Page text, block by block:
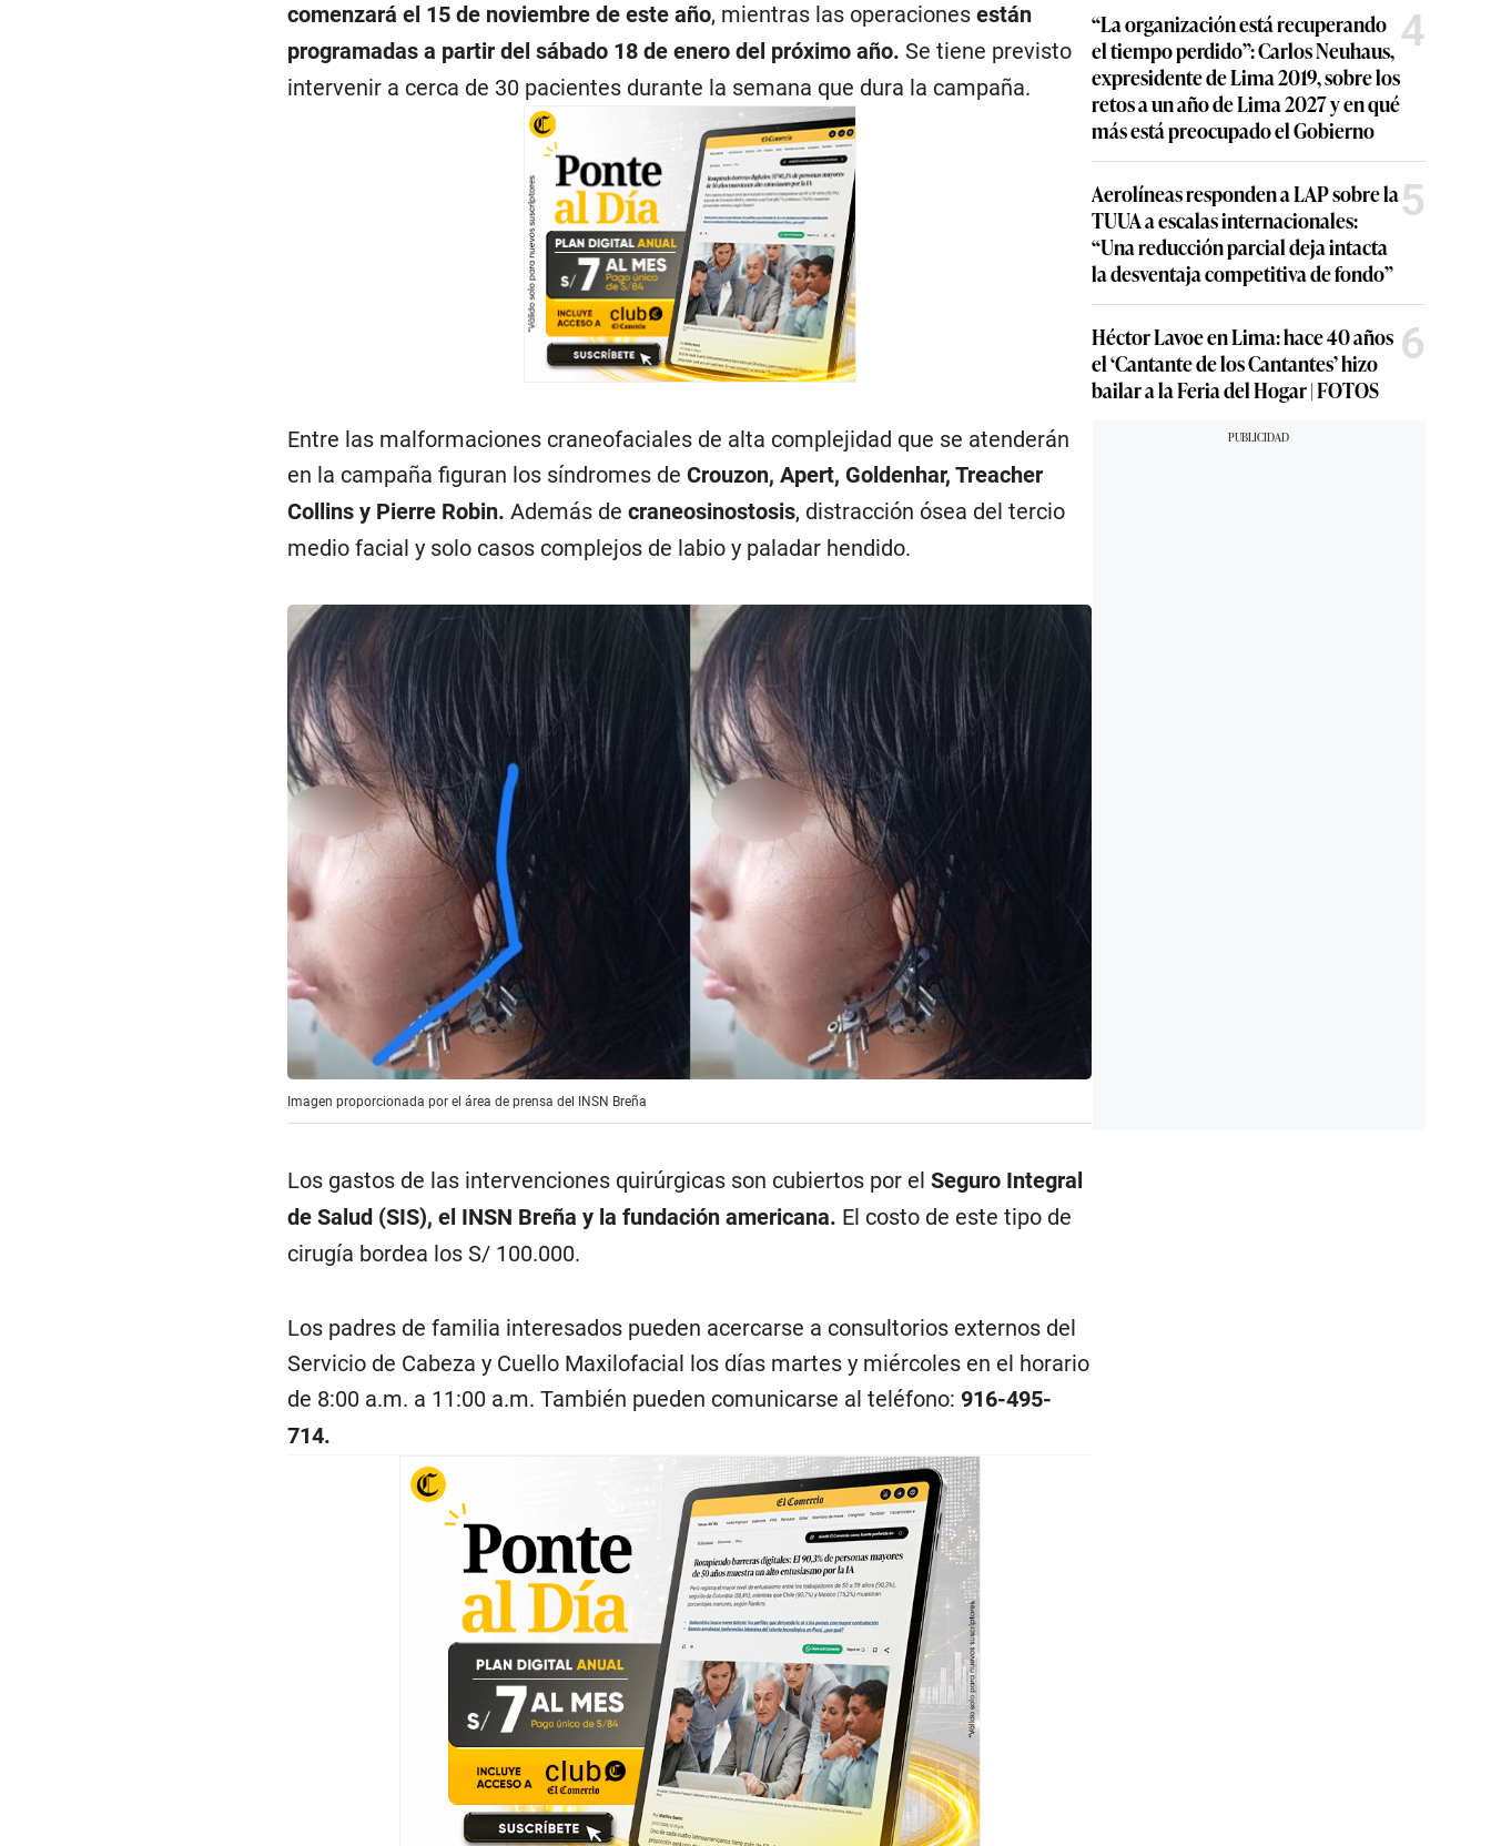
comenzará el 15 de noviembre de este año, mientras las operaciones están
programadas a partir del sábado 18 de enero del próximo año. Se tiene previsto
intervenir a cerca de 30 pacientes durante la semana que dura la campaña.
Entre las malformaciones craneofaciales de alta complejidad que se atenderán
en la campaña figuran los síndromes de Crouzon, Apert, Goldenhar, Treacher
Collins y Pierre Robin. Además de craneosinostosis, distracción ósea del tercio
medio facial y solo casos complejos de labio y paladar hendido.
Imagen proporcionada por el área de prensa del INSN Breña
Los gastos de las intervenciones quirúrgicas son cubiertos por el Seguro Integral
de Salud (SIS), el INSN Breña y la fundación americana. El costo de este tipo de
cirugía bordea los S/ 100.000.
Los padres de familia interesados pueden acercarse a consultorios externos del
Servicio de Cabeza y Cuello Maxilofacial los días martes y miércoles en el horario
de 8:00 a.m. a 11:00 a.m. También pueden comunicarse al teléfono: 916-495-
714.
“La organización está recuperando
el tiempo perdido”: Carlos Neuhaus,
expresidente de Lima 2019, sobre los
retos a un año de Lima 2027 y en qué
más está preocupado el Gobierno
4
Aerolíneas responden a LAP sobre la
TUUA a escalas internacionales:
“Una reducción parcial deja intacta
la desventaja competitiva de fondo”
5
Héctor Lavoe en Lima: hace 40 años
el ‘Cantante de los Cantantes’ hizo
bailar a la Feria del Hogar | FOTOS
6